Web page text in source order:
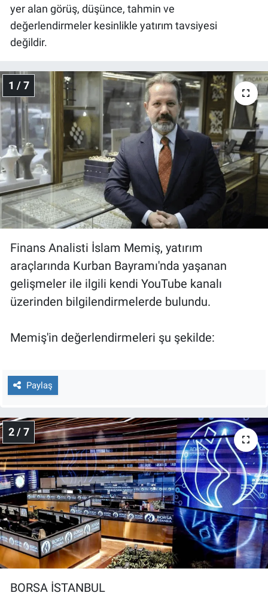
yer alan görüş, düşünce, tahmin ve
değerlendirmeler kesinlikle yatırım tavsiyesi
değildir.
1 / 7
Finans Analisti İslam Memiş, yatırım
araçlarında Kurban Bayramı'nda yaşanan
gelişmeler ile ilgili kendi YouTube kanalı
üzerinden bilgilendirmelerde bulundu.
Memiş'in değerlendirmeleri şu şekilde:
Paylaş
2 / 7
BORSA İSTANBUL
Haber
İlan
Kimdir
Koronavirüs
Kültür Sanat
Ne demişti
Nedir
Popüler
Programlar
Sağlık
Teknoloji
Türkiye'nin Geleceği
Yerel Gündem
Yerel Yaşam
Canlı Yayın